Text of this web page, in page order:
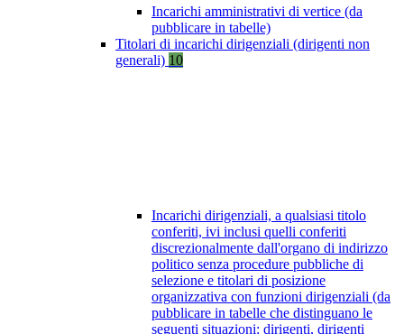
Incarichi amministrativi di vertice (da
pubblicare in tabelle)
Titolari di incarichi dirigenziali (dirigenti non
generali) 10
Incarichi dirigenziali, a qualsiasi titolo
conferiti, ivi inclusi quelli conferiti
discrezionalmente dall'organo di indirizzo
politico senza procedure pubbliche di
selezione e titolari di posizione
organizzativa con funzioni dirigenziali (da
pubblicare in tabelle che distinguano le
seguenti situazioni: dirigenti, dirigenti